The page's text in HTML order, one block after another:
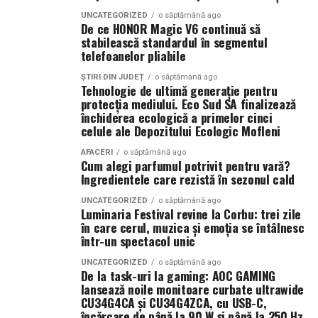
electrice — și
capacitatea reală a
infrastructurii de a livra
energie acolo unde se
desfășoară lucrările.
Centrala fotovoltaică
mobilă este răspunsul
nostru concret la acest
decalaj. Este o soluție
românească, gândită
pentru o problemă
reală a pieței locale,
livrată unui client
Verificarea calificărilor angajaților poate include
solicitarea certificatelor de formare profesională sau a
licențelor specifice necesare pentru a desfășura
activități DDD. O firmă care investește în formarea
continuă a angajaților săi demonstrează un angajament
față de excelență și siguranță. De asemenea, este
important ca angajații să fie instruiți în utilizarea
corectă a substanțelor chimice și a echipamentelor,
pentru a minimiza riscurile asociate cu aceste activităț
Asigură-te că firma DDD are
licențe și autorizații valabile
Un alt aspect crucial în alegerea unei firme DDD este
verificarea licențelor și autorizațiilor valabile. Aceste
documente atestă faptul că firma respectivă
îndeplinește toate cerințele legale pentru a desfășura
UNCATEGORIZED o săptămână ago
De ce HONOR Magic V6 continuă să
stabilească standardul în segmentul
telefoanelor pliabile
ȘTIRI DIN JUDEȚ o săptămână ago
Tehnologie de ultimă generație pentru
protecția mediului. Eco Sud SA finalizează
închiderea ecologică a primelor cinci
celule ale Depozitului Ecologic Mofleni
AFACERI o săptămână ago
Cum alegi parfumul potrivit pentru vară?
Ingredientele care rezistă în sezonul cald
UNCATEGORIZED o săptămână ago
Luminaria Festival revine la Corbu: trei zile
în care cerul, muzica și emoția se întâlnesc
într-un spectacol unic
UNCATEGORIZED o săptămână ago
De la task-uri la gaming: AOC GAMING
lansează noile monitoare curbate ultrawide
CU34G4CA și CU34G4ZCA, cu USB-C,